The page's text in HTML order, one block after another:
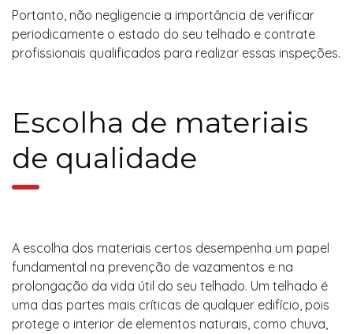
Portanto, não negligencie a importância de verificar
periodicamente o estado do seu telhado e contrate
profissionais qualificados para realizar essas inspeções.
Escolha de materiais
de qualidade
A escolha dos materiais certos desempenha um papel
fundamental na prevenção de vazamentos e na
prolongação da vida útil do seu telhado. Um telhado é
uma das partes mais críticas de qualquer edifício, pois
protege o interior de elementos naturais, como chuva,